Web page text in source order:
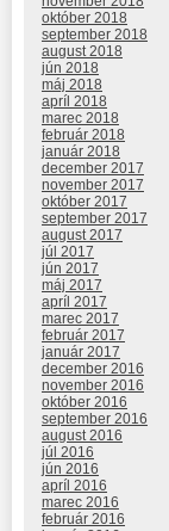
október 2018
september 2018
august 2018
jún 2018
máj 2018
apríl 2018
marec 2018
február 2018
január 2018
december 2017
november 2017
október 2017
september 2017
august 2017
júl 2017
jún 2017
máj 2017
apríl 2017
marec 2017
február 2017
január 2017
december 2016
november 2016
október 2016
september 2016
august 2016
júl 2016
jún 2016
apríl 2016
marec 2016
február 2016